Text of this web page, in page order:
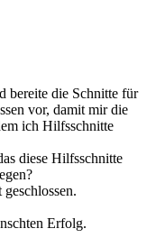
bereite die Schnitte für
vor, damit mir die
ich Hilfsschnitte
diese Hilfsschnitte
Erfolg.